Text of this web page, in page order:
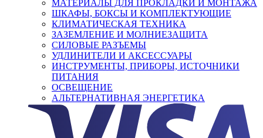
МАТЕРИАЛЫ ДЛЯ ПРОКЛАДКИ И МОНТАЖА
ШКАФЫ, БОКСЫ И КОМПЛЕКТУЮЩИЕ
КЛИМАТИЧЕСКАЯ ТЕХНИКА
ЗАЗЕМЛЕНИЕ И МОЛНИЕЗАЩИТА
СИЛОВЫЕ РАЗЪЕМЫ
УДЛИНИТЕЛИ И АКСЕССУАРЫ
ИНСТРУМЕНТЫ, ПРИБОРЫ, ИСТОЧНИКИ
ПИТАНИЯ
ОСВЕЩЕНИЕ
АЛЬТЕРНАТИВНАЯ ЭНЕРГЕТИКА